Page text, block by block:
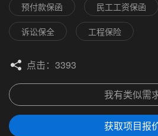
预付款保函 民工工资保函
诉讼保全 工程保险
点击：3393
我有类似需
获取项目报